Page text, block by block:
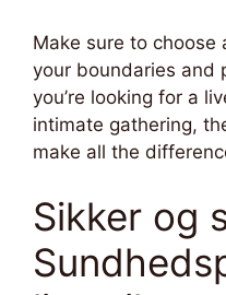
Make sure to choose
your boundaries and
you’re looking for a
intimate gathering,
make all the
Sikker og